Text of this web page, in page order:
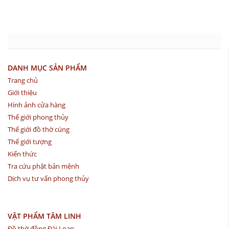
DANH MỤC SẢN PHẨM
Trang chủ
Giới thiệu
Hình ảnh cửa hàng
Thế giới phong thủy
Thế giới đồ thờ cúng
Thế giới tượng
Kiến thức
Tra cứu phật bản mệnh
Dịch vụ tư vấn phong thủy
VẬT PHẨM TÂM LINH